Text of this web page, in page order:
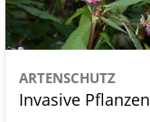
ARTENSCHUTZ
Invasive Pflanzen